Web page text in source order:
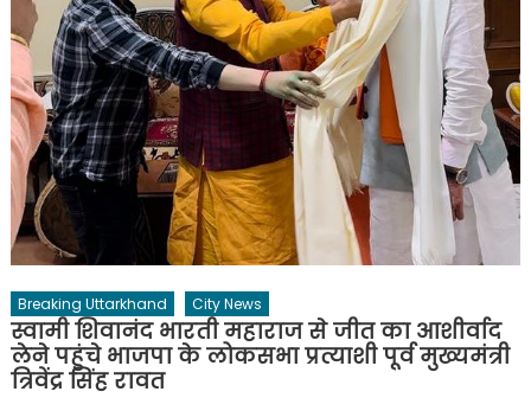
Breaking Uttarkhand City News
स्वामी शिवानंद भारती महाराज से जीत का आशीर्वाद
लेने पहुंचे भाजपा के लोकसभा प्रत्याशी पूर्व मुख्यमंत्री
त्रिवेंद्र सिंह रावत